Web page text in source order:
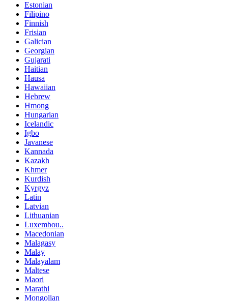
Estonian
Filipino
Finnish
Frisian
Galician
Georgian
Gujarati
Haitian
Hausa
Hawaiian
Hebrew
Hmong
Hungarian
Icelandic
Igbo
Javanese
Kannada
Kazakh
Khmer
Kurdish
Kyrgyz
Latin
Latvian
Lithuanian
Luxembou..
Macedonian
Malagasy
Malay
Malayalam
Maltese
Maori
Marathi
Mongolian